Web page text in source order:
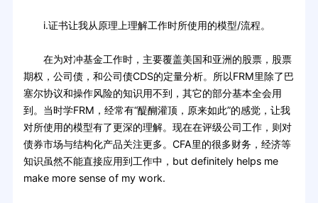
i.证书让我从原理上理解工作时所使用的模型/流程。
在为对冲基金工作时，主要覆盖美国和亚洲的股票，股票
期权，公司债，和公司债CDS的定量分析。所以FRM里除了巴
塞尔协议和操作风险的知识用不到，其它的部分基本全会用
到。当时学FRM，经常有“醍醐灌顶，原来如此”的感觉，让我
对所使用的模型有了更深的理解。现在在评级公司工作，则对
债券市场与结构化产品关注更多。CFA里的很多财务，经济等
知识虽然不能直接应用到工作中，but definitely helps me
make more sense of my work.